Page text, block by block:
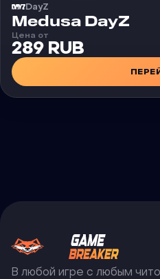
DayZ
Чит
Medusa DayZ
Цена от
289 RUB
В любой игре с любым